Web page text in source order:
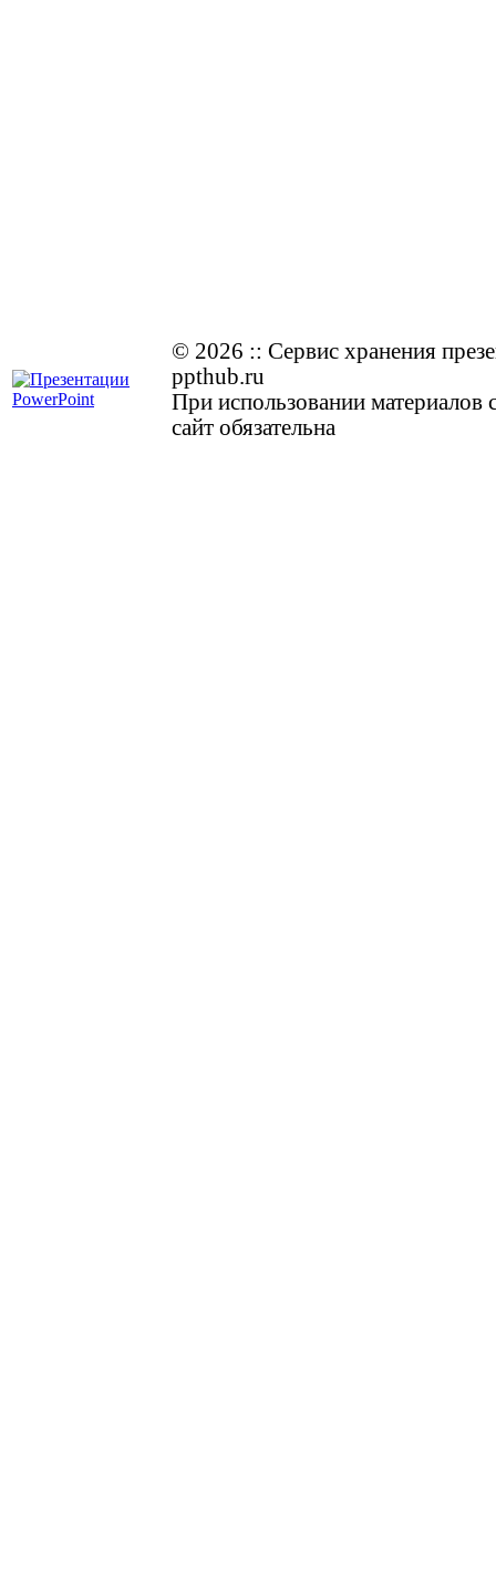
© 2026 :: Cервис хранения
ppthub.ru
При использовании материалов
сайт обязательна